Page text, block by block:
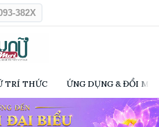
382X
TRÍ THỨC ỨNG DỤNG & ĐỔI